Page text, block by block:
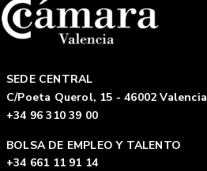
SEDE CENTRAL
C/Poeta Querol, 15 - 46002 Valencia
+34 96 310 39 00
BOLSA DE EMPLEO Y TALENTO
+34 661 11 91 14